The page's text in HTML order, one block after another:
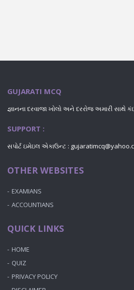
GUJARATI MCQ
જ્ઞાનના દરવાજા ખોલો અને દરરોજ અમારી સાથે
SUPPORT :
સપોર્ટ ઇમેઇલ એકાઉન્ટ :
OTHER WEBSITES
EXAMIANS
ACCOUNTIANS
QUICK LINKS
HOME
QUIZ
PRIVACY POLICY